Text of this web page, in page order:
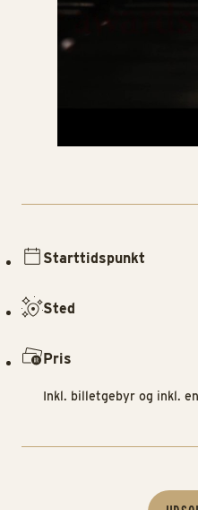
Starttidspunkt
Sted
Pris
Inkl. billetgebyr og inkl.